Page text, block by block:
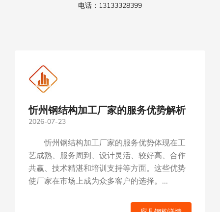
电话：13133328399
忻州钢结构加工厂家的服务优势解析
2026-07-23
忻州钢结构加工厂家的服务优势体现在工
艺成熟、服务周到、设计灵活、较好高、合作
共赢、技术精湛和培训支持等方面。这些优势
使厂家在市场上成为众多客户的选择。...
塑州钢结构安装公司有哪些钢结构产
品
2026-07-13
塑州钢结构安装公司提供的钢结构产品类
型丰富，满足不同客户的需求。在选择产品
时，客户可根据自身需求、预算等因素进行综
合考虑。...